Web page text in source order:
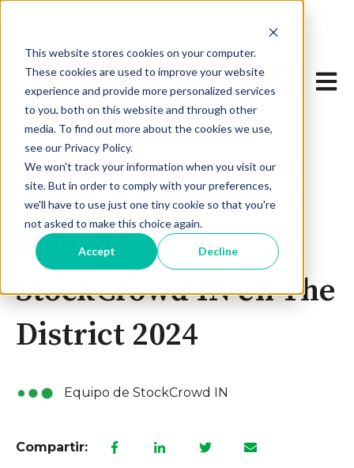
This website stores cookies on your computer.
These cookies are used to improve your website
experience and provide more personalized services
to you, both on this website and through other
media. To find out more about the cookies we use,
see our Privacy Policy.
We won't track your information when you visit our
site. But in order to comply with your preferences,
we'll have to use just one tiny cookie so that you're
not asked to make this choice again.
Accept Decline
Abrir
Oct 4, 2024 6:30:00 PM
Jornada de
StockCrowd IN en The
District 2024
Equipo de StockCrowd IN
Compartir: